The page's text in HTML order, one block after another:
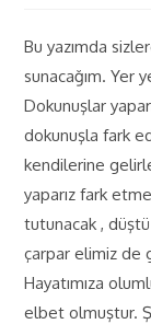
Bu yazımda
sunacağım. Yer
Dokunuşlar
dokunuşla fark
kendilerine
yaparız fark
tutunacak ,
çarpar elimiz de
Hayatımıza
elbet olmuştur.